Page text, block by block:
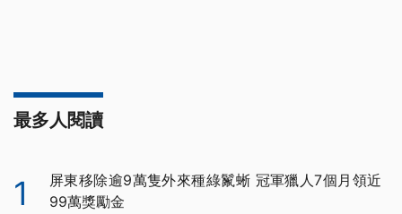
最多人閱讀
1
屏東移除逾9萬隻外來種綠鬣蜥 冠軍獵人7個月領近
99萬獎勵金